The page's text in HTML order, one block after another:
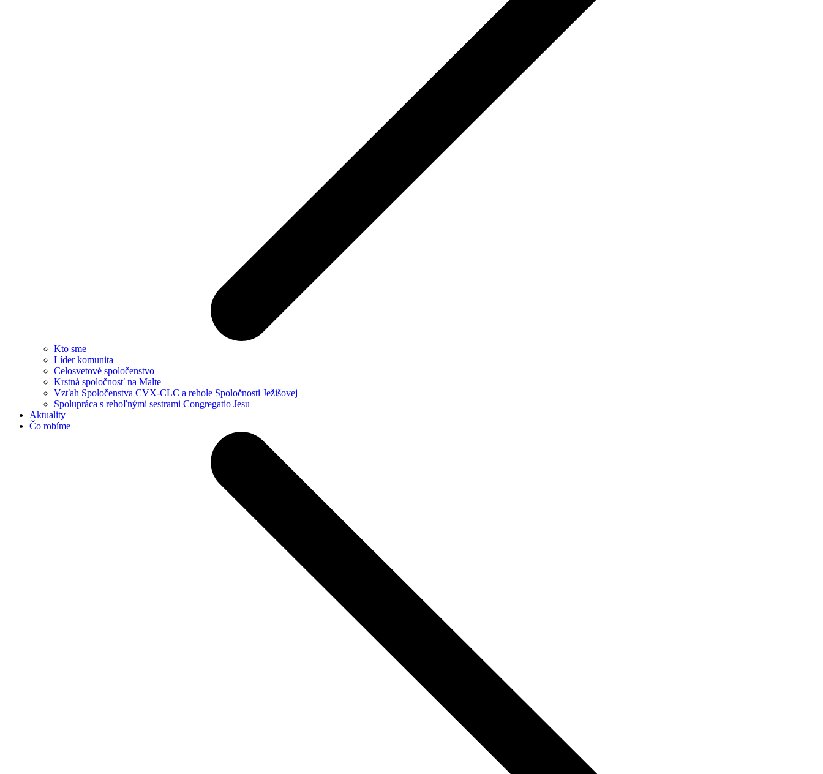
Kto sme
Líder komunita
Celosvetové spoločenstvo
Krstná spoločnosť na Malte
Vzťah Spoločenstva CVX-CLC a rehole Spoločnosti Ježišovej
Spolupráca s rehoľnými sestrami Congregatio Jesu
Aktuality
Čo robíme